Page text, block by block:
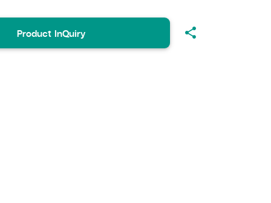
Product InQuiry share